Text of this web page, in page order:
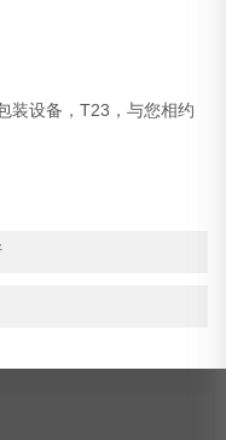
装设备，T23，与您相约